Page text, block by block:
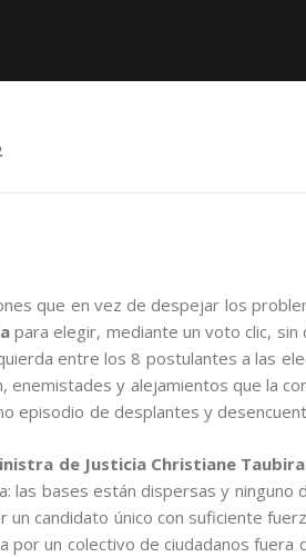
que en vez de despejar los
para elegir, mediante un voto clic,
entre los 8 postulantes a las
enemistades y alejamientos que la
episodio de desplantes y
de Justicia Christiane Taubira
las bases están dispersas y
un candidato único con suficiente
por un colectivo de ciudadanos